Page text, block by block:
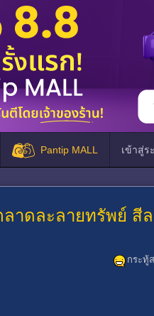
Pantip MALL เข้าสู่
าดละลายทรัพย์ สี
กระทู้